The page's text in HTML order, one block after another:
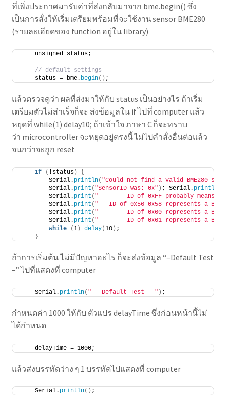
ที่เพิ่งประกาศมารับค่าที่ส่งกลับมาจาก bme.begin() ซึ่ง
เป็นการสั่งให้เริ่มเตรียมพร้อมที่จะใช้งาน sensor BME280
(รายละเอียดของ function อยู่ใน library)
    unsigned status;
// default settings
    status = bme.
begin() ;
แล้วตรวจดูว่า ผลที่ส่งมาให้กับ status เป็นอย่างไร ถ้าเริ่ม
เตรียมตัวไม่สำเร็จก็จะ ส่งข้อมูลใน if ไปที่ computer แล้ว
หยุดที่ while(1) delay10; ถ้าเข้าใจ ภาษา C ก็จะทราบ
ว่า microcontroller จะหยุดอยู่ตรงนี้ ไม่ไปคำสั่งอื่นต่อแล้ว
จนกว่าจะถูก reset
if ( !status)
{
        Serial.
println( "Could not find a valid BME280
        Serial.
print ( "SensorID was: 0x" ) ; Serial. println
        Serial.
print ( "        ID of 0xFF probably means a
        Serial.
print ( "   ID of 0x56-0x58 represents a BMP
        Serial.
print ( "        ID of 0x60 represents a BME
        Serial.
print ( "        ID of 0x61 represents a BME
while
(1) delay(10) ;
}
ถ้าการเริ่มต้น ไม่มีปัญหาอะไร ก็จะส่งข้อมูล “–Default Test
–” ไปที่แสดงที่ computer
    Serial.
println( "-- Default Test --" ) ;
กำหนดค่า 1000 ให้กับ ตัวแปร delayTime ซึ่งก่อนหน้านี้ไม่
ได้กำหนด
    delayTime = 1000;
แล้วส่งบรรทัดว่าง ๆ 1 บรรทัดไปแสดงที่ computer
    Serial.
println() ;